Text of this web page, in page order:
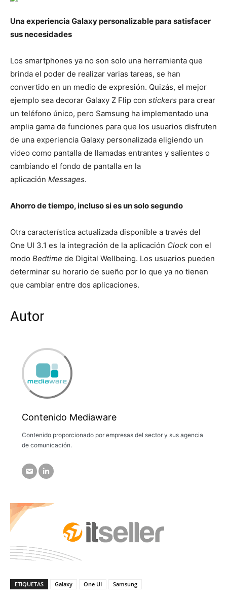
Una experiencia Galaxy personalizable para satisfacer
sus necesidades
Los smartphones ya no son solo una herramienta que
brinda el poder de realizar varias tareas, se han
convertido en un medio de expresión. Quizás, el mejor
ejemplo sea decorar Galaxy Z Flip con stickers para crear
un teléfono único, pero Samsung ha implementado una
amplia gama de funciones para que los usuarios disfruten
de una experiencia Galaxy personalizada eligiendo un
video como pantalla de llamadas entrantes y salientes o
cambiando el fondo de pantalla en la
aplicación Messages.
Ahorro de tiempo, incluso si es un solo segundo
Otra característica actualizada disponible a través del
One UI 3.1 es la integración de la aplicación Clock con el
modo Bedtime de Digital Wellbeing. Los usuarios pueden
determinar su horario de sueño por lo que ya no tienen
que cambiar entre dos aplicaciones.
Autor
Contenido Mediaware
Contenido proporcionado por empresas del sector y sus agencia
de comunicación.
ETIQUETAS Galaxy One UI Samsung